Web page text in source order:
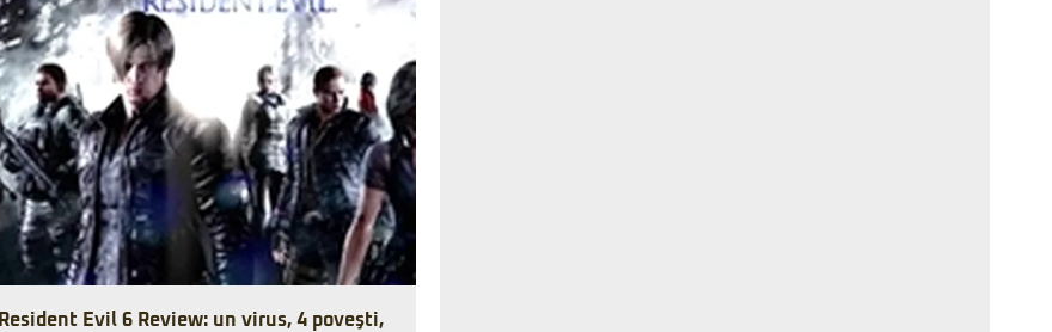
Resident Evil 6 Review: un virus, 4 poveşti,